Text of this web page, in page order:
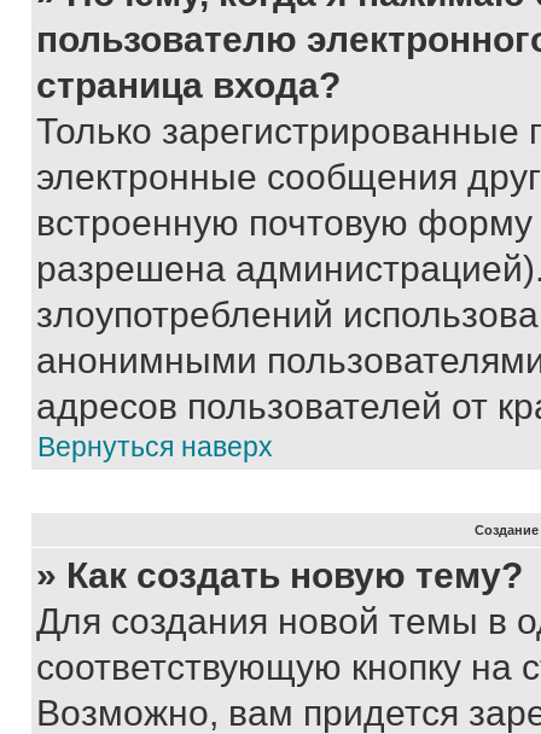
пользователю
страница входа?
Только зарегистрированные
электронные сообщения
встроенную почтовую
разрешена
злоупотреблений
анонимными
адресов пользователей от
Вернуться наверх
» Как создать новую тему?
Для создания новой темы в
соответствующую кнопку
Возможно, вам придется